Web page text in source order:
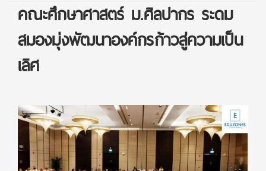
คณะศึกษาศาสตร์ ม.ศิลปากร ระดม
สมองมุ่งพัฒนาองค์กรก้าวสู่ความเป็น
เลิศ